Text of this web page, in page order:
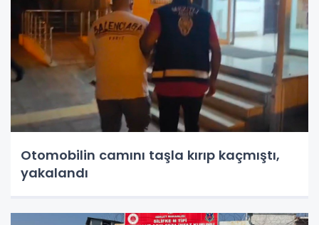
Otomobilin camını taşla kırıp kaçmıştı,
yakalandı